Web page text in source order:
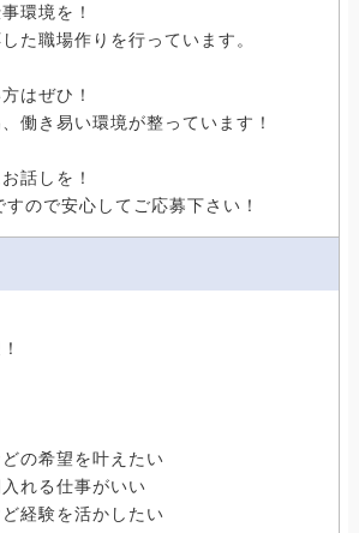
環境を！
た職場作りを行っています。
はぜひ！
働き易い環境が整っています！
話しを！
ので安心してご応募下さい！
の希望を叶えたい
れる仕事がいい
経験を活かしたい